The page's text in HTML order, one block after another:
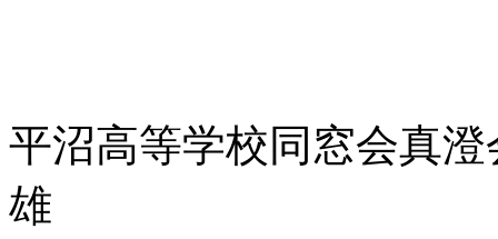
平沼高等学校同窓会真
雄